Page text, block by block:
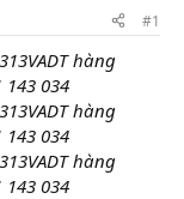
#1
hàng
034
hàng
034
hàng
034